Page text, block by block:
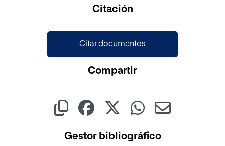
Citación
Citar documentos
Compartir
Gestor bibliográfico